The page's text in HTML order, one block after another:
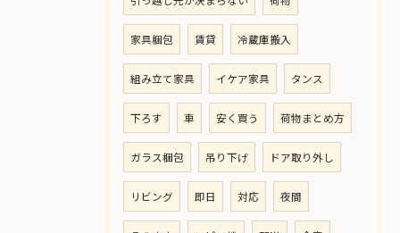
家具梱包 賃貸 冷蔵庫搬入
組み立て家具 イケア家具 タンス
下ろす 車 安く買う 荷物まとめ方
ガラス梱包 吊り下げ ドア取り外し
リビング 即日 対応 夜間